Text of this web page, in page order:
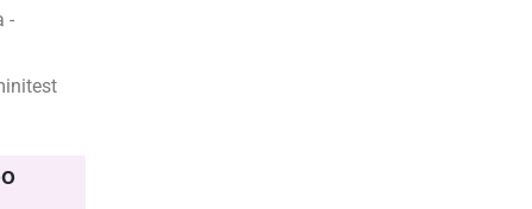
-